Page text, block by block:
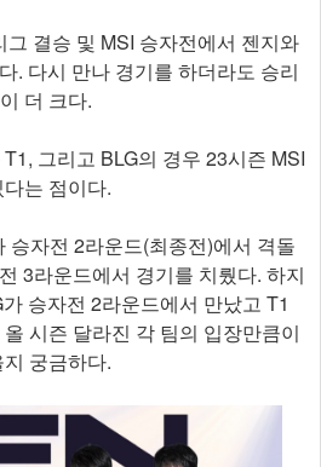
결승 및 MSI 승자전에서 젠지와
. 다시 만나 경기를 하더라도 승리
더 크다.
그리고 BLG의 경우 23시즌 MSI
는 점이다.
승자전 2라운드(최종전)에서 격돌
3라운드에서 경기를 치뤘다. 하지
승자전 2라운드에서 만났고 T1
시즌 달라진 각 팀의 입장만큼이
궁금하다.